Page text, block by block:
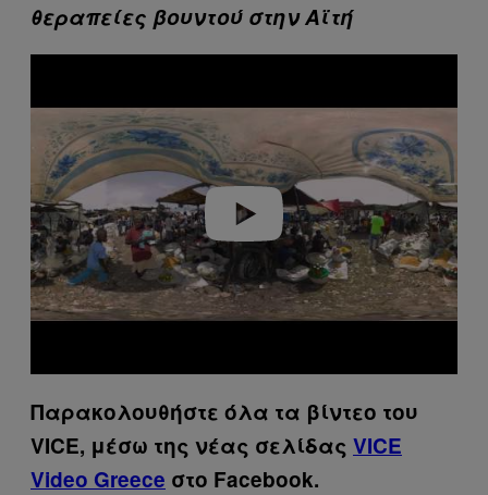
θεραπείες βουντού στηνΑϊτή
y
o
Παρακολουθήστε όλα τα βίντεo του
VICE, μέσω της νέας σελίδας VICE
Video Greece στο Facebook.